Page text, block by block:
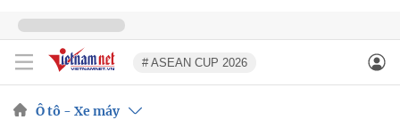
# ASEAN CUP 2026
Ô tô - Xe máy